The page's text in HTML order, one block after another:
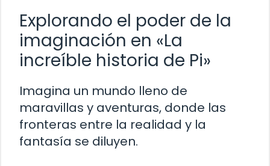
Explorando el poder de la
imaginación en «La
increíble historia de Pi»
Imagina un mundo lleno de
maravillas y aventuras, donde las
fronteras entre la realidad y la
fantasía se diluyen.